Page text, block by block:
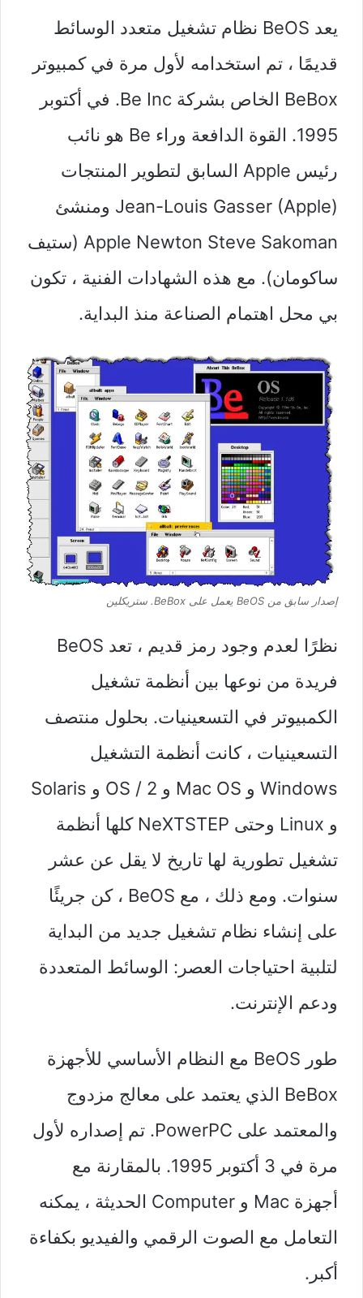
يعد BeOS نظام تشغيل متعدد الوسائط
قديمًا ، تم استخدامه لأول مرة في كمبيوتر
BeBox الخاص بشركة Be Inc. في أكتوبر
1995. القوة الدافعة وراء Be هو نائب
رئيس Apple السابق لتطوير المنتجات
Jean-Louis Gasser (Apple) ومنشئ
Apple Newton Steve Sakoman (ستيف
ساكومان). مع هذه الشهادات الفنية ، تكون
بي محل اهتمام الصناعة منذ البداية.
إصدار سابق من BeOS يعمل على BeBox. ستريكلين
نظرًا لعدم وجود رمز قديم ، تعد BeOS
فريدة من نوعها بين أنظمة تشغيل
الكمبيوتر في التسعينيات. بحلول منتصف
التسعينيات ، كانت أنظمة التشغيل
Windows و Mac OS و OS / 2 و Solaris
و Linux وحتى NeXTSTEP كلها أنظمة
تشغيل تطورية لها تاريخ لا يقل عن عشر
سنوات. ومع ذلك ، مع BeOS ، كن جريئًا
على إنشاء نظام تشغيل جديد من البداية
لتلبية احتياجات العصر: الوسائط المتعددة
ودعم الإنترنت.
طور BeOS مع النظام الأساسي للأجهزة
BeBox الذي يعتمد على معالج مزدوج
والمعتمد على PowerPC. تم إصداره لأول
مرة في 3 أكتوبر 1995. بالمقارنة مع
أجهزة Mac و Computer الحديثة ، يمكنه
التعامل مع الصوت الرقمي والفيديو بكفاءة
أكبر.